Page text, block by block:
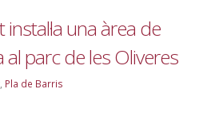
instal·la una àrea de
parc de les Oliveres
Pla de Barris